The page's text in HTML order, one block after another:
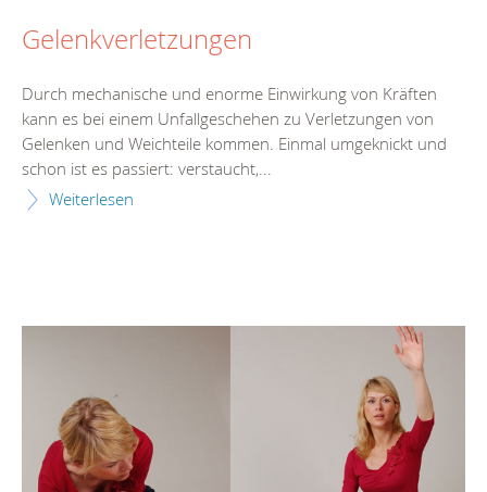
Gelenkverletzungen
Durch mechanische und enorme Einwirkung von Kräften
kann es bei einem Unfallgeschehen zu Verletzungen von
Gelenken und Weichteile kommen. Einmal umgeknickt und
schon ist es passiert: verstaucht,...
Weiterlesen